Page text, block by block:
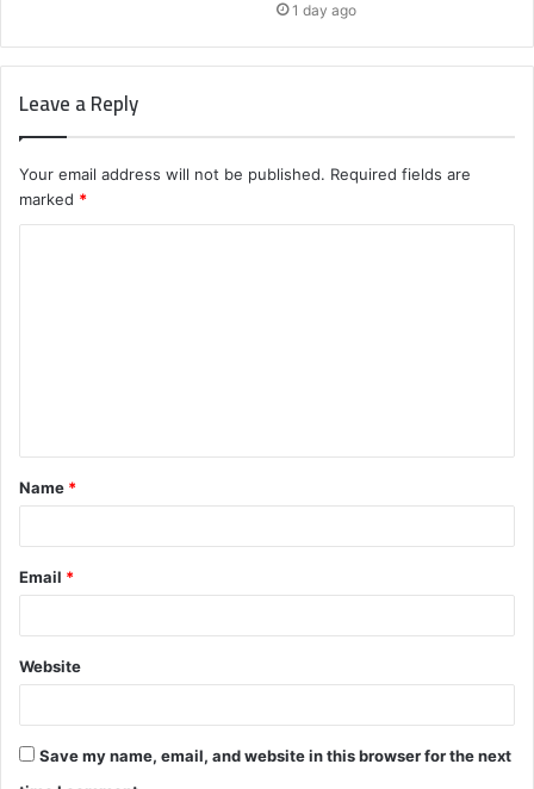
1 day ago
Leave a Reply
Your email address will not be published. Required fields are
marked *
t
*
Name *
Email *
Website
Save my name, email, and website in this browser for the next